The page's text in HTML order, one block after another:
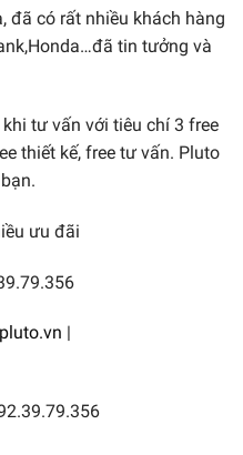
đã có rất nhiều khách hàng
tin tưởng và
tư vấn với tiêu chí 3 free
thiết kế, free tư vấn. Pluto
ưu đãi
|